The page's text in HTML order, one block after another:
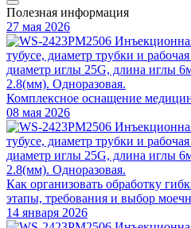
Полезная информация
27 мая 2026
Комплексное оснащение
08 мая 2026
Как организовать обработку
этапы, требования и выбор
14 января 2026